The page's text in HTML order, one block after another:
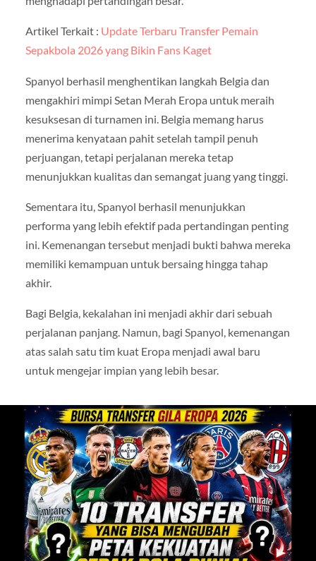
Artikel Terkait : Update Terbaru Transfer Pemain
Sepakbola 2026 yang Bikin Fans Kaget
Spanyol berhasil menghentikan langkah Belgia dan
mengakhiri mimpi Setan Merah Eropa untuk meraih
kesuksesan di turnamen ini. Belgia memang harus
menerima kenyataan pahit setelah tampil penuh
perjuangan, tetapi perjalanan mereka tetap
menunjukkan kualitas dan semangat juang yang tinggi.
Sementara itu, Spanyol berhasil menunjukkan
performa yang lebih efektif pada pertandingan penting
ini. Kemenangan tersebut menjadi bukti bahwa mereka
memiliki kemampuan untuk bersaing hingga tahap
akhir.
Bagi Belgia, kekalahan ini menjadi akhir dari sebuah
perjalanan panjang. Namun, bagi Spanyol, kemenangan
atas salah satu tim kuat Eropa menjadi awal baru
untuk mengejar impian yang lebih besar.